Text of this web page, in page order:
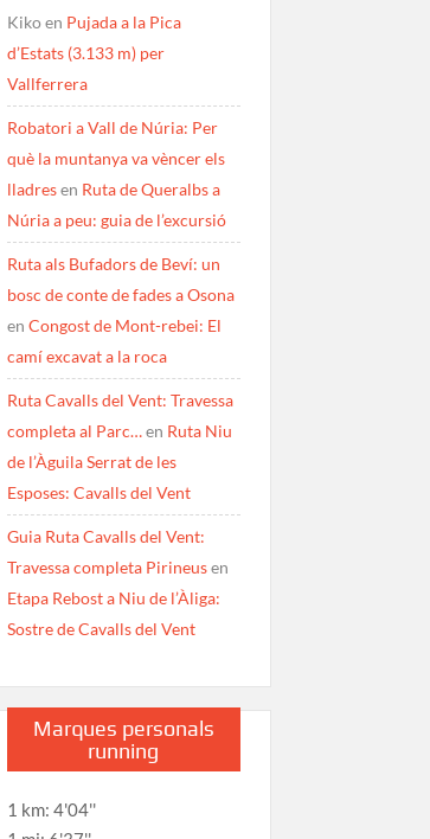
Kikoen Pujada a la Pica
d’Estats (3.133 m) per
Vallferrera
Robatori a Vall de Núria: Per
què la muntanya va vèncer els
lladresen Ruta de Queralbs a
Núria a peu: guia de l’excursió
Ruta als Bufadors de Beví: un
bosc de conte de fades a Osona
en Congost de Mont-rebei: El
camí excavat a la roca
Ruta Cavalls del Vent: Travessa
completa al Parc…en Ruta Niu
de l’Àguila Serrat de les
Esposes: Cavalls del Vent
Guia Ruta Cavalls del Vent:
Travessa completa Pirineusen
Etapa Rebost a Niu de l’Àliga:
Sostre de Cavalls del Vent
Marques personals
running
1 km: 4'04''